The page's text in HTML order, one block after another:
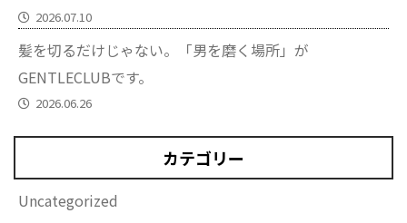
2026.07.10
髪を切るだけじゃない。「男を磨く場所」が
GENTLECLUBです。
2026.06.26
カテゴリー
Uncategorized